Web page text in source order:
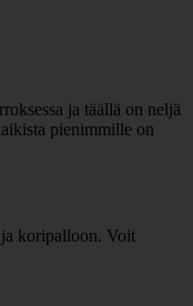
ja täällä on neljä
pienimmille on
koripalloon. Voit